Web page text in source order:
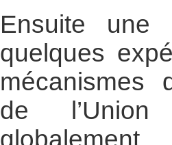
Ensuite une
quelques
mécanismes
de l’Union